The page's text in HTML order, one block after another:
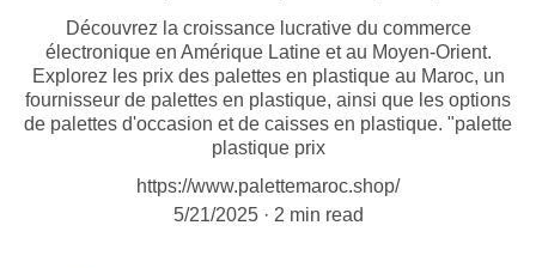
Découvrez la croissance lucrative du commerce
électronique en Amérique Latine et au Moyen-Orient.
Explorez les prix des palettes en plastique au Maroc, un
fournisseur de palettes en plastique, ainsi que les options
de palettes d'occasion et de caisses en plastique. "palette
plastique prix
https://www.palettemaroc.shop/
5/21/2025
2 min read